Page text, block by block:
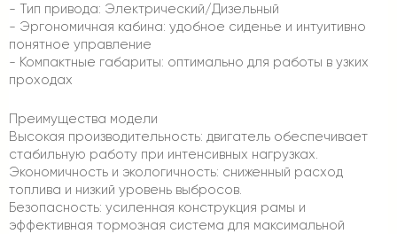
- Тип привода: Электрический/Дизельный
- Эргономичная кабина: удобное сиденье и интуитивно
понятное управление
- Компактные габариты: оптимально для работы в узких
проходах
Преимущества модели
Высокая производительность: двигатель обеспечивает
стабильную работу при интенсивных нагрузках.
Экономичность и экологичность: сниженный расход
топлива и низкий уровень выбросов.
Безопасность: усиленная конструкция рамы и
эффективная тормозная система для максимальной